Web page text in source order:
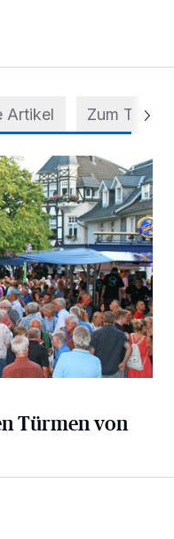
Artikel Zum Thema
von St. Lambertus
Türmen von